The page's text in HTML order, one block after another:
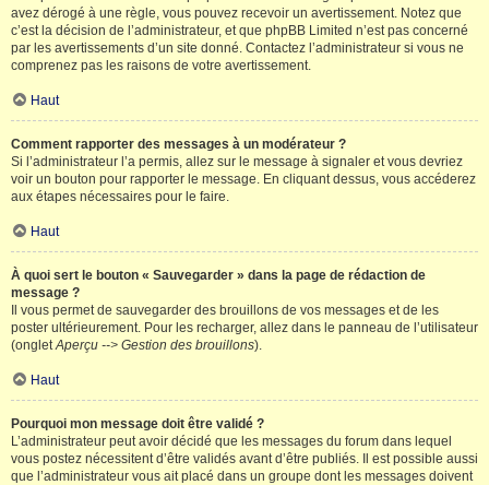
avez dérogé à une règle, vous pouvez recevoir un avertissement. Notez que
c’est la décision de l’administrateur, et que phpBB Limited n’est pas concerné
par les avertissements d’un site donné. Contactez l’administrateur si vous ne
comprenez pas les raisons de votre avertissement.
Haut
Comment rapporter des messages à un modérateur ?
Si l’administrateur l’a permis, allez sur le message à signaler et vous devriez
voir un bouton pour rapporter le message. En cliquant dessus, vous accéderez
aux étapes nécessaires pour le faire.
Haut
À quoi sert le bouton « Sauvegarder » dans la page de rédaction de
message ?
Il vous permet de sauvegarder des brouillons de vos messages et de les
poster ultérieurement. Pour les recharger, allez dans le panneau de l’utilisateur
(ongletAperçu --> Gestion des brouillons).
Haut
Pourquoi mon message doit être validé ?
L’administrateur peut avoir décidé que les messages du forum dans lequel
vous postez nécessitent d’être validés avant d’être publiés. Il est possible aussi
que l’administrateur vous ait placé dans un groupe dont les messages doivent